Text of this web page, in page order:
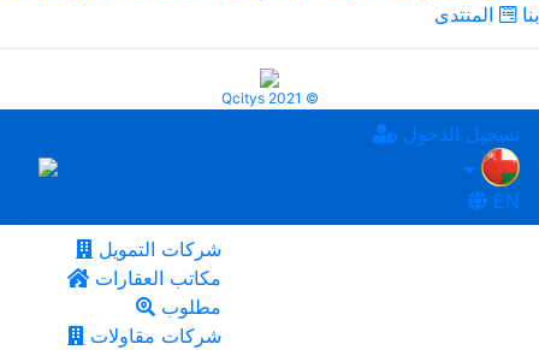
بنا
المنتدى
Qcitys 2021 ©
تسجيل الدخول
EN
شركات التمويل
مكاتب العقارات
مطلوب
شركات مقاولات